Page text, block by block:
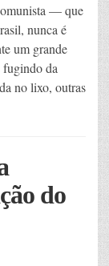
— que
nunca é
um grande
fugindo da
no lixo, outras
do